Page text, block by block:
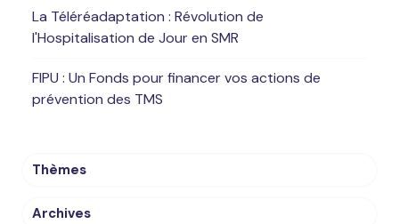
La Téléréadaptation : Révolution de
l'Hospitalisation de Jour en SMR
FIPU : Un Fonds pour financer vos actions de
prévention des TMS
Thèmes
Archives